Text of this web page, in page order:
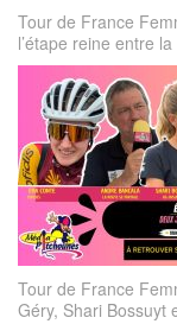
Tour de France
l’étape reine entre
Tour de France
Géry, Shari Bossuyt